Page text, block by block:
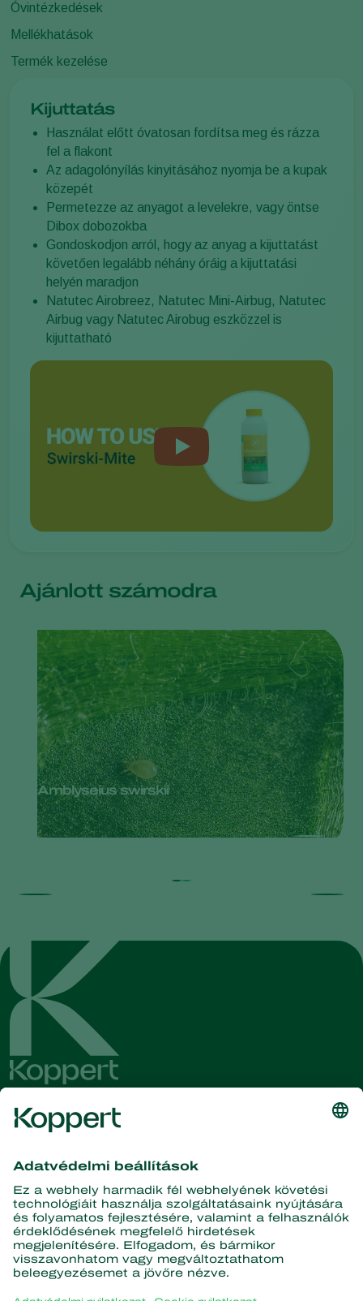
Óvintézkedések
Mellékhatások
Termék kezelése
Kijuttatás
Használat előtt óvatosan fordítsa meg és rázza
fel a flakont
Az adagolónyílás kinyitásához nyomja be a kupak
közepét
Permetezze az anyagot a levelekre, vagy öntse
Dibox dobozokba
Gondoskodjon arról, hogy az anyag a kijuttatást
követően legalább néhány óráig a kijuttatási
helyén maradjon
Natutec Airobreez, Natutec Mini-Airbug, Natutec
Airbug vagy Natutec Airobug eszközzel is
kijuttatható
Ajánlott számodra
Amblyseius swirskii
és információinkat!
Iratkozzon fel itt
A természet partnerei